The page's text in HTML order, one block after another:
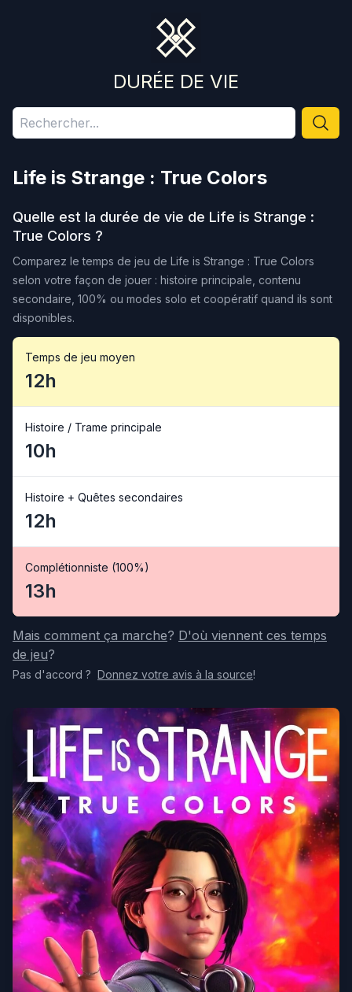
DURÉE DE VIE
Life is Strange : True Colors
Quelle est la durée de vie de Life is Strange :
True Colors ?
Comparez le temps de jeu de Life is Strange : True Colors
selon votre façon de jouer : histoire principale, contenu
secondaire, 100% ou modes solo et coopératif quand ils sont
disponibles.
Temps de jeu moyen
12h
Histoire / Trame principale
10h
Histoire + Quêtes secondaires
12h
Complétionniste (100%)
13h
Mais comment ça marche? D'où viennent ces temps
de jeu?
Pas d'accord ? Donnez votre avis à la source!